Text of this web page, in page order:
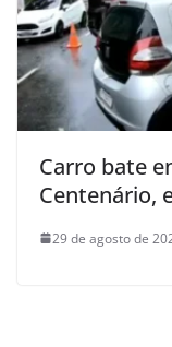
Carro bate
Centenário,
29 de agosto de